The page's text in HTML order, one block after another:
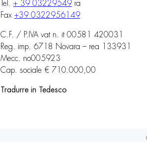
Tel. + 39 03229549 ra
Fax +39 0322956149
C.F. / P.IVA vat n. it 00581 420031
Reg. imp. 6718 Novara – rea 133931
Mecc. no005923
Cap. sociale € 710.000,00
Tradurre in Tedesco